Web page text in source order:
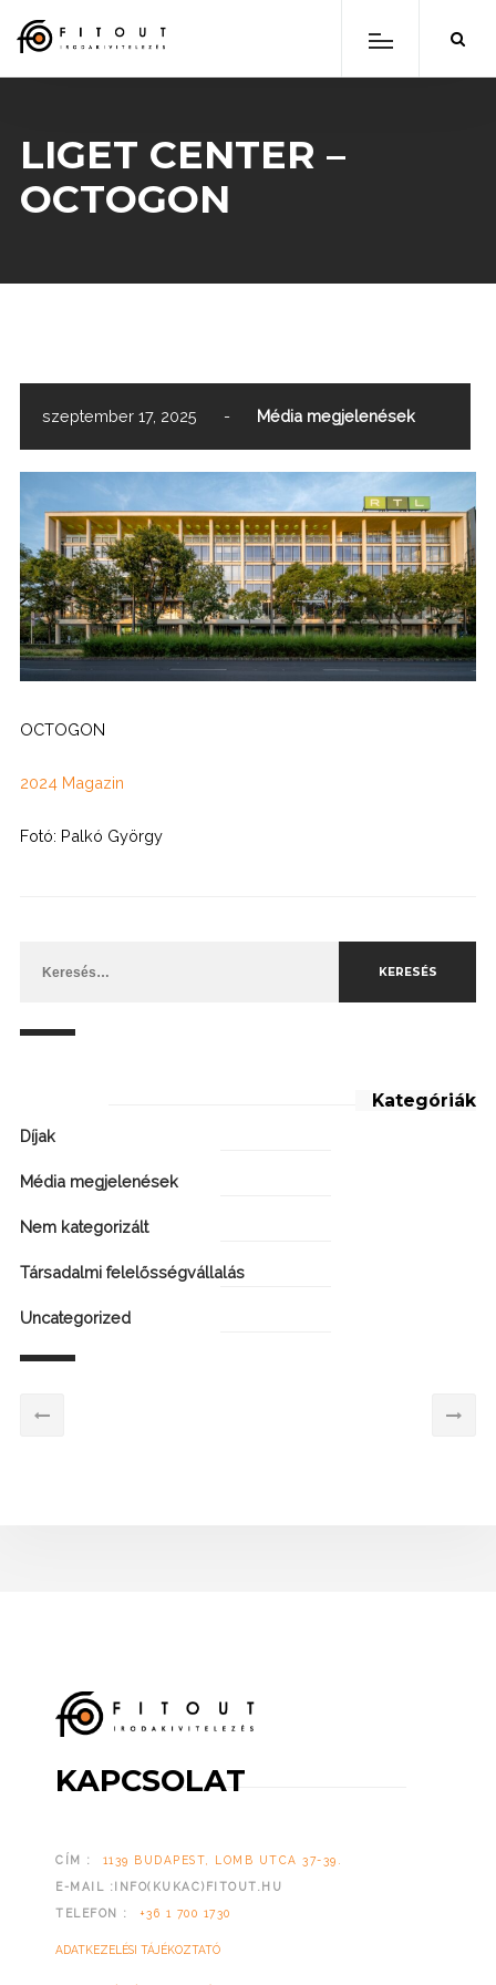
LIGET CENTER –
OCTOGON
szeptember 17, 2025 - Média megjelenések
OCTOGON
2024 Magazin
Fotó: Palkó György
Kategóriák
Díjak
Média megjelenések
Nem kategorizált
Társadalmi felelősségvállalás
Uncategorized
KAPCSOLAT
CÍM :
1139 BUDAPEST, LOMB UTCA 37-39.
E-MAIL :INFO(KUKAC)FITOUT.HU
TELEFON :
+36 1 700 1730
ADATKEZELÉSI TÁJÉKOZTATÓ